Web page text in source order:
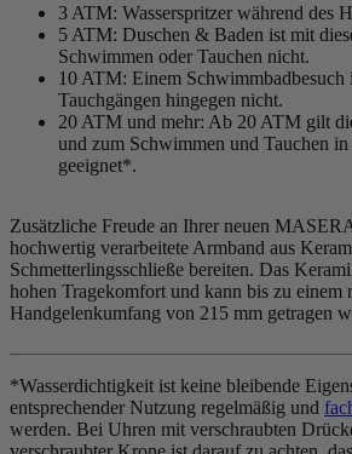
3 ATM: Wasserspritzer während des
5 ATM: Duschen & Baden ist mit
Schwimmen oder Tauchen nicht.
10 ATM: Einem Schwimmbadbesuch
Tauchgängen hingegen nicht.
20 ATM und mehr: Ab 20 ATM gilt
und zum Schwimmen und Tauchen
geeignet*.
Zusätzliche Freude an Ihrer neuen
hochwertig verarbeitete Armband aus
Schmetterlingsschließe bereiten. Das
hohen Tragekomfort und kann bis zu einem
Handgelenkumfang von 215 mm getragen
*Wasserdichtigkeit ist keine bleibende
entsprechender Nutzung regelmäßig und
werden. Bei Uhren mit verschraubten